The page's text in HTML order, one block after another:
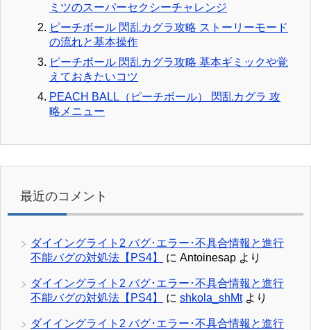
ミツのスーパーセクシーチャレンジ
ピーチボール 閃乱カグラ攻略 ストーリーモード
の流れと基本操作
ピーチボール 閃乱カグラ攻略 基本ギミックや覚
えておきたいコツ
PEACH BALL（ピーチボール） 閃乱カグラ 攻
略メニュー
最近のコメント
ダイイングライト2 バグ･エラー･不具合情報と進行
不能バグの対処法【PS4】
に Antoinesap より
ダイイングライト2 バグ･エラー･不具合情報と進行
不能バグの対処法【PS4】
に shkola_shMtより
ダイイングライト2 バグ･エラー･不具合情報と進行